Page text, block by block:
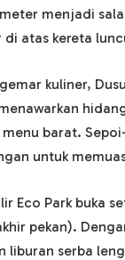
menjadi
di atas kereta
kuliner,
barat.
untuk
Eco Park buka
pekan).
liburan serba